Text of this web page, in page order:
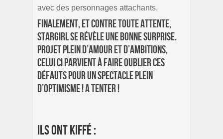
avec des personnages attachants.
Finalement, et contre toute attente,
Stargirl se révèle une bonne surprise.
Projet plein d’amour et d’ambitions,
celui ci parvient à faire oublier ces
défauts pour un spectacle plein
d’optimisme ! A tenter !
Ils ont kiffé :